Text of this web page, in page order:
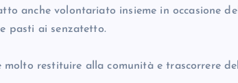
anche volontariato insieme in occasione
pasti ai senzatetto.
molto restituire alla comunità e trascorrere